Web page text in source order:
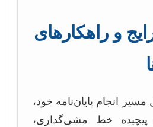
و راهکارهای
انجام پایان‌نامه خود،
پیچیده خط مشی‌گذاری،